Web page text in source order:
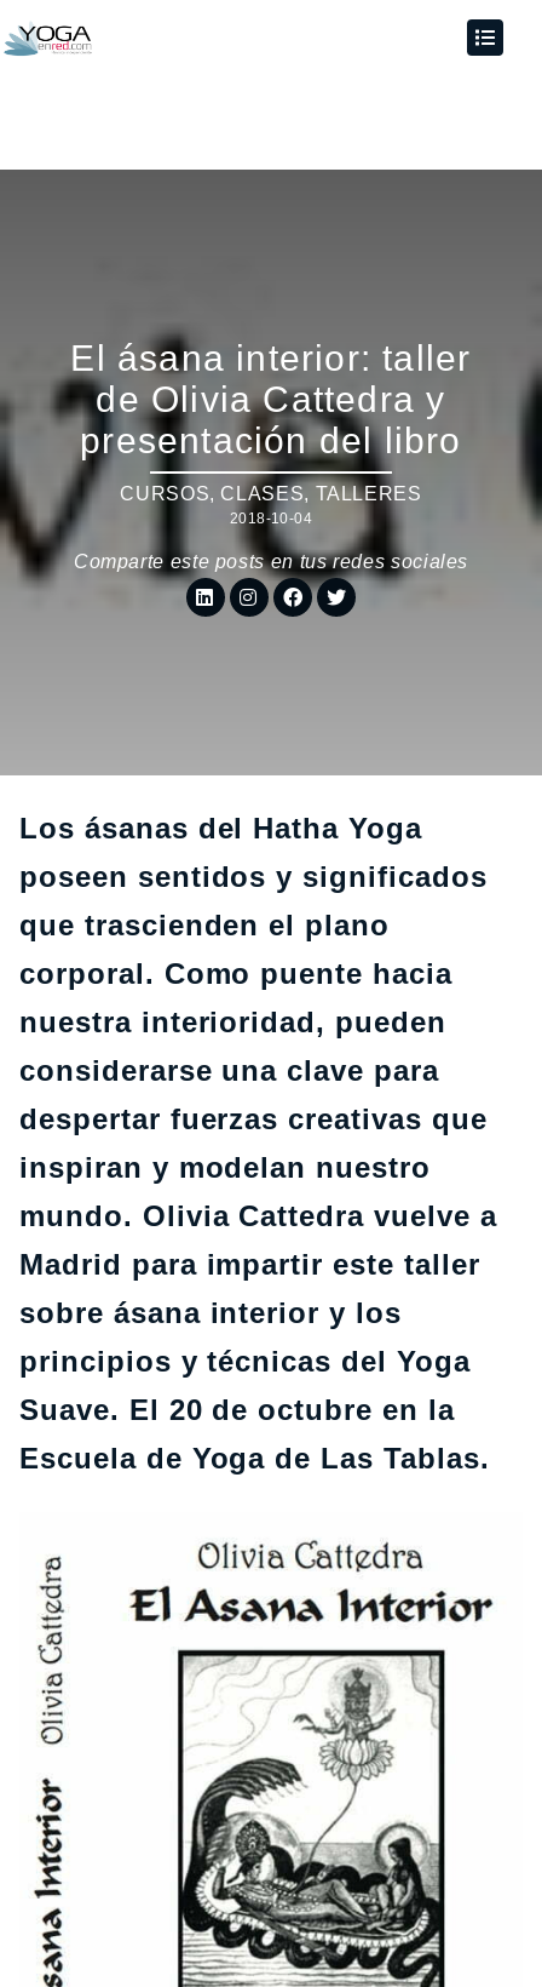
El ásana interior: taller
de Olivia Cattedra y
presentación del libro
CURSOS, CLASES, TALLERES
2018-10-04
Comparte este posts en tus redes sociales
Los ásanas del Hatha Yoga
poseen sentidos y significados
que trascienden el plano
corporal. Como puente hacia
nuestra interioridad, pueden
considerarse una clave para
despertar fuerzas creativas que
inspiran y modelan nuestro
mundo. Olivia Cattedra vuelve a
Madrid para impartir este taller
sobre ásana interior y los
principios y técnicas del Yoga
Suave. El 20 de octubre en la
Escuela de Yoga de Las Tablas.